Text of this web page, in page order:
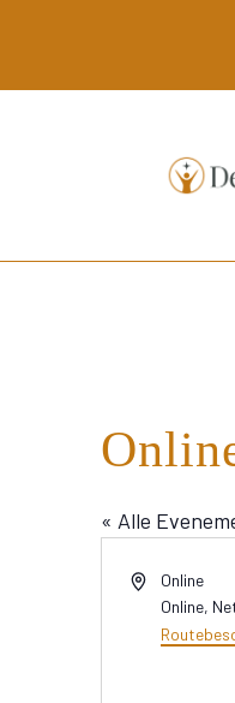
« Alle
AdresOnline
Online,